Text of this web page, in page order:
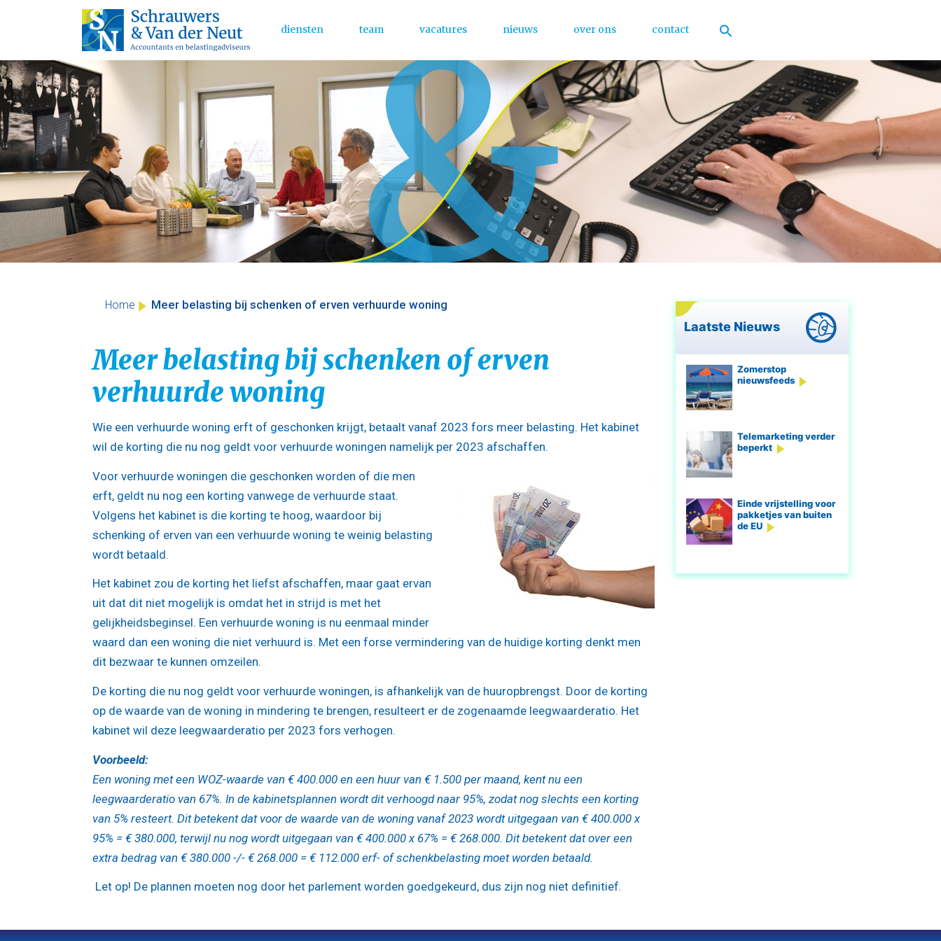
Skip
to
content
Main Menu
diensten team vacatures nieuws over ons contact
Home Meer belasting bij schenken of erven verhuurde woning
Meer belasting bij schenken of erven
verhuurde woning
Wie een verhuurde woning erft of geschonken krijgt, betaalt vanaf 2023 fors meer belasting. Het kabinet
wil de korting die nu nog geldt voor verhuurde woningen namelijk per 2023 afschaffen.
Voor verhuurde woningen die geschonken worden of die men
erft, geldt nu nog een korting vanwege de verhuurde staat.
Volgens het kabinet is die korting te hoog, waardoor bij
schenking of erven van een verhuurde woning te weinig belasting
wordt betaald.
Het kabinet zou de korting het liefst afschaffen, maar gaat ervan
uit dat dit niet mogelijk is omdat het in strijd is met het
gelijkheidsbeginsel. Een verhuurde woning is nu eenmaal minder
waard dan een woning die niet verhuurd is. Met een forse vermindering van de huidige korting denkt men
dit bezwaar te kunnen omzeilen.
De korting die nu nog geldt voor verhuurde woningen, is afhankelijk van de huuropbrengst. Door de korting
op de waarde van de woning in mindering te brengen, resulteert er de zogenaamde leegwaarderatio. Het
kabinet wil deze leegwaarderatio per 2023 fors verhogen.
Voorbeeld:
Een woning met een WOZ-waarde van € 400.000 en een huur van € 1.500 per maand, kent nu een
leegwaarderatio van 67%. In de kabinetsplannen wordt dit verhoogd naar 95%, zodat nog slechts een korting
van 5% resteert. Dit betekent dat voor de waarde van de woning vanaf 2023 wordt uitgegaan van € 400.000 x
95% = € 380.000, terwijl nu nog wordt uitgegaan van € 400.000 x 67% = € 268.000. Dit betekent dat over een
extra bedrag van € 380.000 -/- € 268.000 = € 112.000 erf- of schenkbelasting moet worden betaald.
Let op! De plannen moeten nog door het parlement worden goedgekeurd, dus zijn nog niet definitief.
Laatste Nieuws
Zomerstop
nieuwsfeeds
Telemarketing verder
beperkt
Einde vrijstelling voor
pakketjes van buiten
de EU